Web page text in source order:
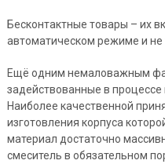
Бесконтактные товары – их
автоматическом режиме и не
Ещё одним немаловажным
задействованные в процессе
Наиболее качественной
изготовления корпуса
материал достаточно
смеситель в обязательном